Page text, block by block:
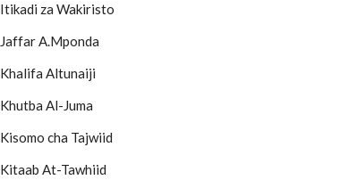
Itikadi za Wakiristo
Jaffar A.Mponda
Khalifa Altunaiji
Khutba Al-Juma
Kisomo cha Tajwiid
Kitaab At-Tawhiid